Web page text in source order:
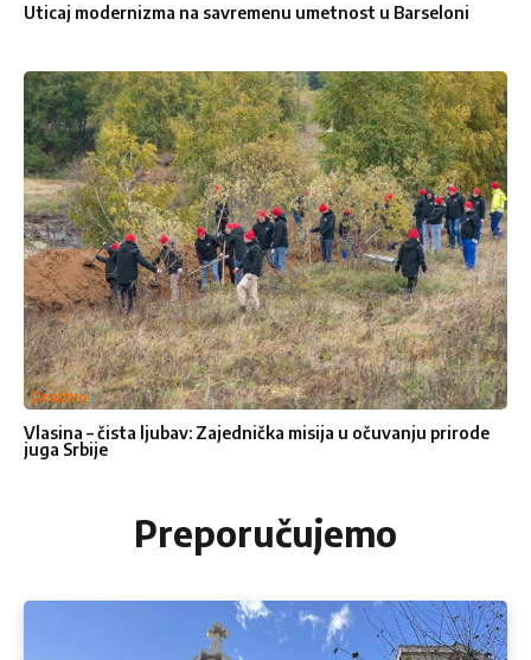
Uticaj modernizma na savremenu umetnost u Barseloni
Društvo
Vlasina – čista ljubav: Zajednička misija u očuvanju prirode
juga Srbije
Preporučujemo